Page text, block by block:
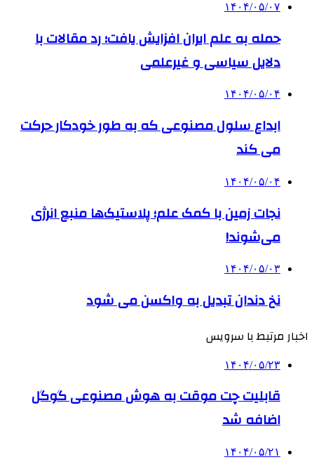
۱۴۰۴/۰۵/۰۷
حمله به علم ایران افزایش یافت؛ رد مقالات با
دلایل سیاسی و غیرعلمی
۱۴۰۴/۰۵/۰۴
ابداع سلول مصنوعی که به طور خودکار حرکت
می کند
۱۴۰۴/۰۵/۰۴
نجات زمین با کمک علم؛ پلاستیک‌ها منبع انرژی
می‌شوند!
۱۴۰۴/۰۵/۰۳
نخ دندان تبدیل به واکسن می شود
اخبار مرتبط با سرویس
۱۴۰۴/۰۵/۲۳
قابلیت چت موقت به هوش مصنوعی گوگل
اضافه شد
۱۴۰۴/۰۵/۲۱